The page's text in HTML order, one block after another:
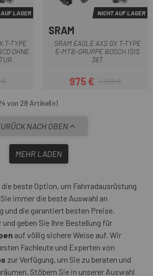
LAGER
T-TYPE
OHNE
Preis
€
NICHT AUF LAGER
SRAM
SRAM EAGLE AXS GX T-TYPE
E-MTB-GRUPPE BOSCH ISIS
36T
Preis
975 € Regulärer Preis
1.250 €
von 28 Artikel(n)
NACH OBEN
MEHR LADEN
beste Option, um Fahrradausrüstung
immer die beste Auswahl an
und die garantiert besten Preise.
geben Sie Ihre Bestellung für
auf völlig sichere Weise auf. Wir
Fachleute und Experten von
zur Verfügung, um Sie zu beraten und
Stöbern Sie in unserer Auswahl